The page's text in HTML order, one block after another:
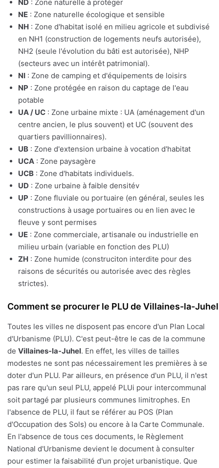
ND : Zone naturelle à protéger
NE : Zone naturelle écologique et sensible
NH : Zone d'habitat isolé en milieu agricole et subdivisé
en NH1 (construction de logements neufs autorisée),
NH2 (seule l'évolution du bâti est autorisée), NHP
(secteurs avec un intérêt patrimonial).
NI : Zone de camping et d'équipements de loisirs
NP : Zone protégée en raison du captage de l'eau
potable
UA / UC : Zone urbaine mixte : UA (aménagement d'un
centre ancien, le plus souvent) et UC (souvent des
quartiers pavillionnaires).
UB : Zone d'extension urbaine à vocation d'habitat
UCA : Zone paysagère
UCB : Zone d'habitats individuels.
UD : Zone urbaine à faible densitév
UP : Zone fluviale ou portuaire (en général, seules les
constructions à usage portuaires ou en lien avec le
fleuve y sont permises
UE : Zone commerciale, artisanale ou industrielle en
milieu urbain (variable en fonction des PLU)
ZH : Zone humide (construciton interdite pour des
raisons de sécurités ou autorisée avec des règles
strictes).
Comment se procurer le PLU de Villaines-la-Juhel
Toutes les villes ne disposent pas encore d'un Plan Local
d'Urbanisme (PLU). C'est peut-être le cas de la commune
de Villaines-la-Juhel. En effet, les villes de tailles
modestes ne sont pas nécessairement les premières à se
doter d'un PLU. Par ailleurs, en présence d'un PLU, il n'est
pas rare qu'un seul PLU, appelé PLUi pour intercommunal
soit partagé par plusieurs communes limitrophes. En
l'absence de PLU, il faut se référer au POS (Plan
d'Occupation des Sols) ou encore à la Carte Communale.
En l'absence de tous ces documents, le Règlement
National d'Urbanisme devient le document à consulter
pour estimer la faisabilité d'un projet urbanistique. Que